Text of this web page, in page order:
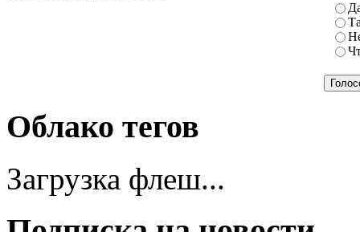
Облако тегов
Загрузка флеш...